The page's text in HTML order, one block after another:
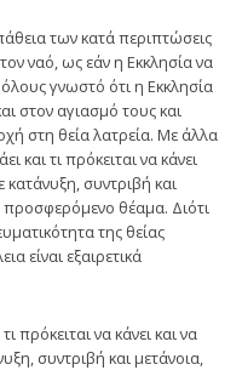
των κατά περιπτώσεις
ναό, ως εάν η Εκκλησία να
γνωστό ότι η Εκκλησία
στον αγιασμό τους και
στη θεία λατρεία. Με άλλα
και τι πρόκειται να κάνει
κατάνυξη, συντριβή και
προσφερόμενο θέαμα. Διότι
της θείας
είναι εξαιρετικά
πρόκειται να κάνει και να
συντριβή και μετάνοια,